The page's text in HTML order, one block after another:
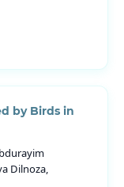
by Birds in
Dilnoza,